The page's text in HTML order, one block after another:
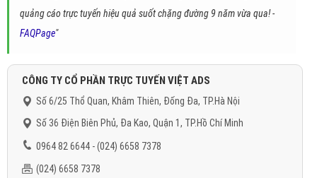
quảng cáo trực tuyến hiệu quả suốt chặng đường 9 năm vừa qua! -
FAQPage"
CÔNG TY CỔ PHẦN TRỰC TUYẾN VIỆT ADS
Số 6/25 Thổ Quan, Khâm Thiên, Đống Đa, TP.Hà Nội
Số 36 Điện Biên Phủ, Đa Kao, Quận 1, TP.Hồ Chí Minh
0964 82 6644 - (024) 6658 7378
(024) 6658 7378